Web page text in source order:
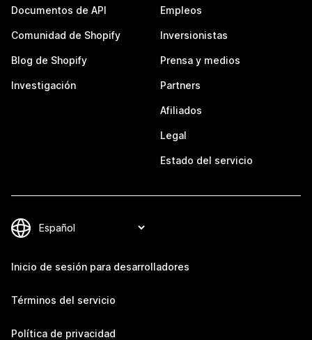
Documentos de API
Comunidad de Shopify
Blog de Shopify
Investigación
Empleos
Inversionistas
Prensa y medios
Partners
Afiliados
Legal
Estado del servicio
Inicio de sesión para desarrolladores
Términos del servicio
Política de privacidad